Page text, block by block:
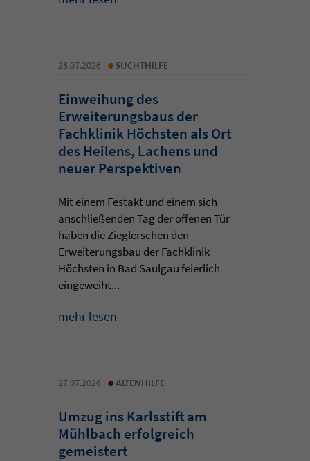
28.07.2026 | • SUCHTHILFE
Einweihung des
Erweiterungsbaus der
Fachklinik Höchsten als Ort
des Heilens, Lachens und
neuer Perspektiven
Mit einem Festakt und einem sich
anschließenden Tag der offenen Tür
haben die Zieglerschen den
Erweiterungsbau der Fachklinik
Höchsten in Bad Saulgau feierlich
eingeweiht...
mehr lesen
27.07.2026 | • ALTENHILFE
Umzug ins Karlsstift am
Mühlbach erfolgreich
gemeistert